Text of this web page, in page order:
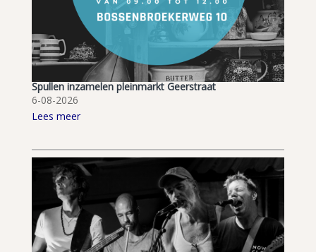
Spullen inzamelen pleinmarkt Geerstraat
6-08-2026
Lees meer